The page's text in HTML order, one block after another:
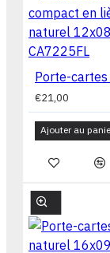
€21,00
Ajouter au